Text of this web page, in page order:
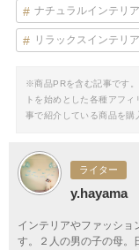
ナチュラルインテリア
リラックスインテリア
※商品PRを含む記事です
トを始めとした各種アフ
事で紹介している商品を購
ライター
y.hayama
インテリアやファッショ
す。２人の男の子の母。